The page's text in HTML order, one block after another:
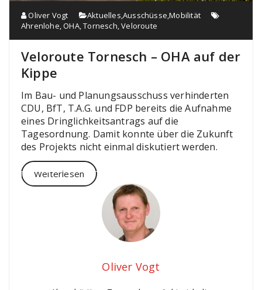
Oliver Vogt Aktuelles,Ausschüsse,Mobilität
Ahrenlohe,OHA,Tornesch,Veloroute
Veloroute Tornesch – OHA auf der
Kippe
Im Bau- und Planungsausschuss verhinderten
CDU, BfT, T.A.G. und FDP bereits die Aufnahme
eines Dringlichkeitsantrags auf die
Tagesordnung. Damit konnte über die Zukunft
des Projekts nicht einmal diskutiert werden.
Weiterlesen
Oliver Vogt